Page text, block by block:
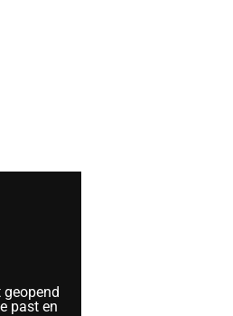
geopend
past en